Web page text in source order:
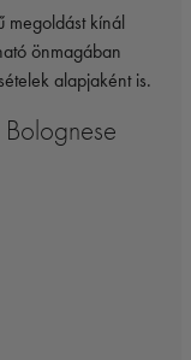
megoldást kínál
önmagában
alapjaként is.
Bolognese